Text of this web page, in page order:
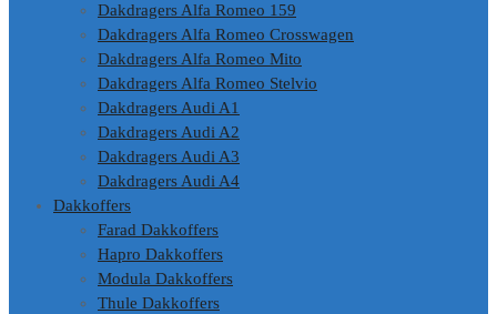
Dakdragers Alfa Romeo 159
Dakdragers Alfa Romeo Crosswagen
Dakdragers Alfa Romeo Mito
Dakdragers Alfa Romeo Stelvio
Dakdragers Audi A1
Dakdragers Audi A2
Dakdragers Audi A3
Dakdragers Audi A4
Dakkoffers
Farad Dakkoffers
Hapro Dakkoffers
Modula Dakkoffers
Thule Dakkoffers